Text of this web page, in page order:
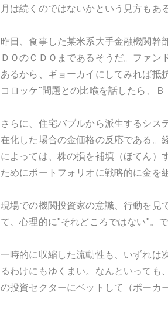
月は続くのではないかという見方もある
昨日、食事した某米系大手金融機関幹
ＤＯのＣＤＯまであるそうだ。ファン
あるから、ギョーカイにしてみれば抵
コロッケ"問題との比喩を話したら、Ｂ
さらに、住宅バブルから派生するシス
在化した場合の金価格の反応である。
によっては、株の損を補填（ほてん）
ためにポートフォリオに戦略的に金を
現場での機関投資家の意識、行動を見
て、心理的に"それどころではない"。
一時的に収縮した流動性も、いずれは
るわけにもゆくまい。なんといっても
の投資セクターにベットして（ポーカ